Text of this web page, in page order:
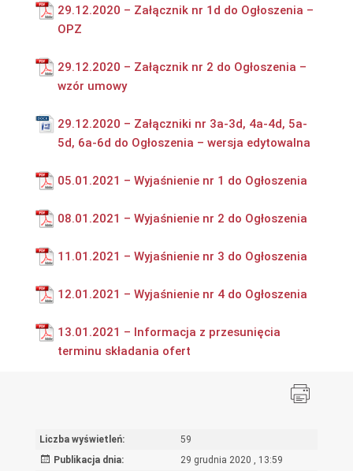
29.12.2020 – Załącznik nr 1d do Ogłoszenia –
OPZ
29.12.2020 – Załącznik nr 2 do Ogłoszenia –
wzór umowy
29.12.2020 – Załączniki nr 3a-3d, 4a-4d, 5a-
5d, 6a-6d do Ogłoszenia – wersja edytowalna
05.01.2021 – Wyjaśnienie nr 1 do Ogłoszenia
08.01.2021 – Wyjaśnienie nr 2 do Ogłoszenia
11.01.2021 – Wyjaśnienie nr 3 do Ogłoszenia
12.01.2021 – Wyjaśnienie nr 4 do Ogłoszenia
13.01.2021 – Informacja z przesunięcia
terminu składania ofert
Liczba wyświetleń:
59
Publikacja dnia:
29 grudnia 2020 , 13:59